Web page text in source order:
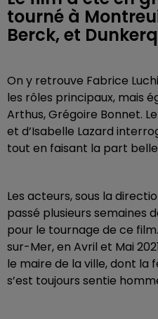
tourné à
Berck, et
On y retrouve Fabrice
les rôles principaux, mais
Arthus, Grégoire Bonnet.
et d’Isabelle Lazard
tout en faisant la part
Les acteurs, sous la
passé plusieurs semaines
pour le tournage de ce
sur-Mer, en Avril et Mai
le maire de la ville, dont
s’est toujours sentie